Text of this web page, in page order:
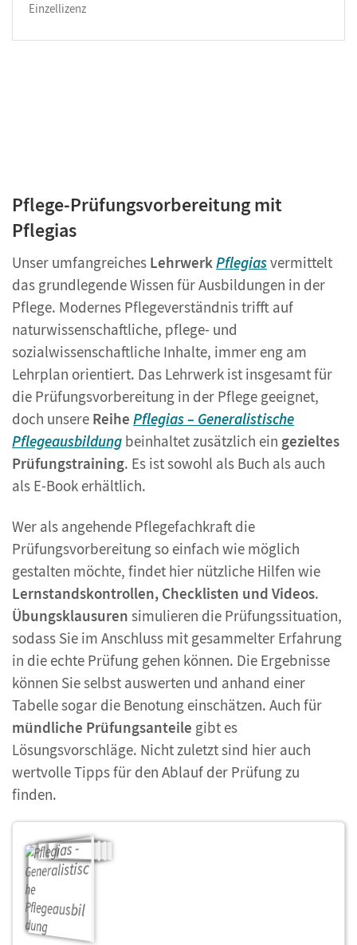
Einzellizenz
Pflege-Prüfungsvorbereitung mit
Pflegias
Unser umfangreiches LehrwerkPflegiasvermittelt
das grundlegende Wissen für Ausbildungen in der
Pflege. Modernes Pflegeverständnis trifft auf
naturwissenschaftliche, pflege- und
sozialwissenschaftliche Inhalte, immer eng am
Lehrplan orientiert. Das Lehrwerk ist insgesamt für
die Prüfungsvorbereitung in der Pflege geeignet,
doch unsere Reihe Pflegias – Generalistische
Pflegeausbildung beinhaltet zusätzlich ein gezieltes
Prüfungstraining. Es ist sowohl als Buch als auch
als E-Book erhältlich.
Wer als angehende Pflegefachkraft die
Prüfungsvorbereitung so einfach wie möglich
gestalten möchte, findet hier nützliche Hilfen wie
Lernstandskontrollen, Checklisten und Videos.
Übungsklausuren simulieren die Prüfungssituation,
sodass Sie im Anschluss mit gesammelter Erfahrung
in die echte Prüfung gehen können. Die Ergebnisse
können Sie selbst auswerten und anhand einer
Tabelle sogar die Benotung einschätzen. Auch für
mündliche Prüfungsanteile gibt es
Lösungsvorschläge. Nicht zuletzt sind hier auch
wertvolle Tipps für den Ablauf der Prüfung zu
finden.